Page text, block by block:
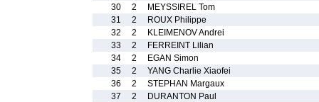
30
2
MEYSSIREL Tom
31
2
ROUX Philippe
32
2
KLEIMENOV Andrei
33
2
FERREINT Lilian
34
2
EGAN Simon
35
2
YANG Charlie Xiaofei
36
2
STEPHAN Margaux
37
2
DURANTON Paul